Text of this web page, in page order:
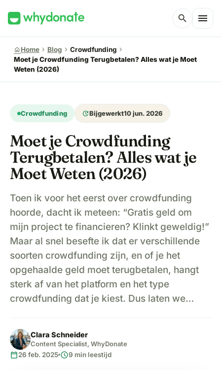
search menu
homeHome chevron_right Blog chevron_right Crowdfunding chevron_right
Moet je Crowdfunding Terugbetalen? Alles wat je Moet
Weten (2026)
Crowdfunding updateBijgewerkt10 jun. 2026
Moet je Crowdfunding
Terugbetalen? Alles wat je
Moet Weten (2026)
Toen ik voor het eerst over crowdfunding
hoorde, dacht ik meteen: “Gratis geld om
mijn project te financieren? Klinkt geweldig!”
Maar al snel besefte ik dat er verschillende
soorten crowdfunding zijn, en of je het
opgehaalde geld moet terugbetalen, hangt
sterk af van het platform en het type
crowdfunding dat je kiest. Dus laten we…
Clara Schneider
Content Specialist, WhyDonate
calendar_today26 feb. 2025 schedule9 min leestijd